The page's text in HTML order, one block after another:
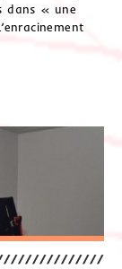
dans « une